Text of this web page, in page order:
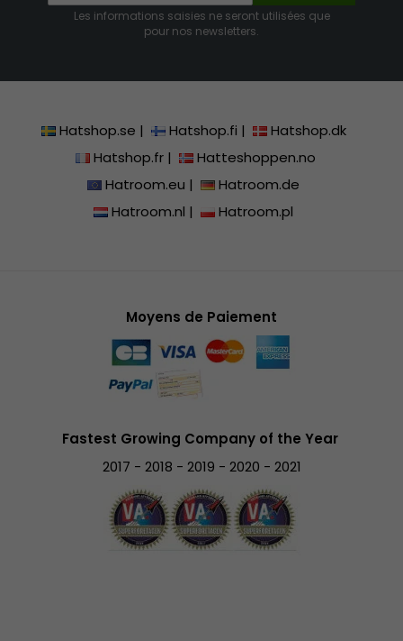
Les informations saisies ne seront utilisées que
pour nos newsletters.
Hatshop.se | Hatshop.fi |
Hatshop.dk
Hatshop.fr|
Hatteshoppen.no
Hatroom.eu |
Hatroom.de
Hatroom.nl | Hatroom.pl
Moyens de Paiement
Fastest Growing Company of the Year
2017 - 2018 - 2019 - 2020 - 2021